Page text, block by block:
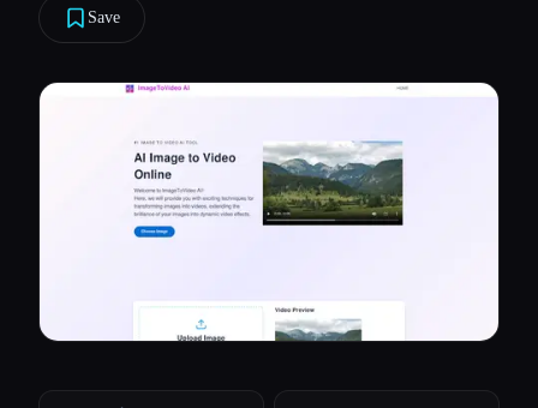
Blog
Comparar herramientas
Todas las categorías
Save